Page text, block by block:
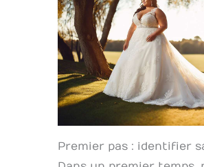
Premier pas : identifier